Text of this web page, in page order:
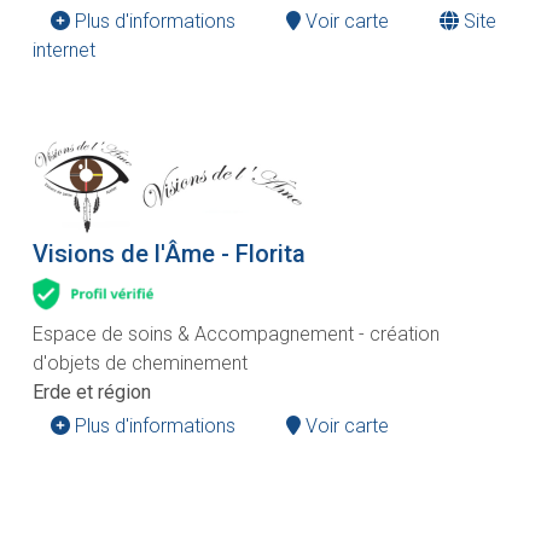
Plus d'informations
Voir carte
Site
internet
Visions de l'Âme - Florita
Espace de soins & Accompagnement - création
d'objets de cheminement
Erde et région
Plus d'informations
Voir carte